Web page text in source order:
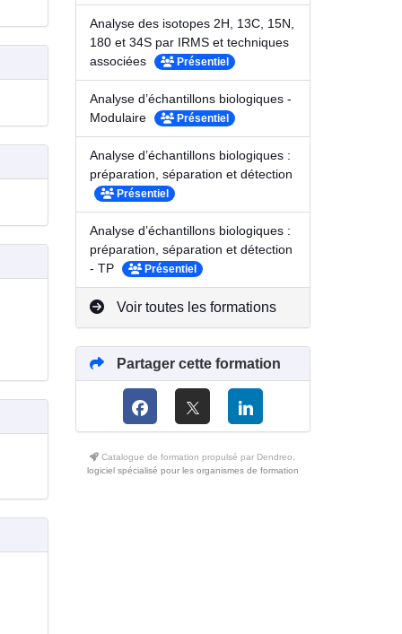
Analyse des isotopes 2H, 13C, 15N,
180 et 34S par IRMS et techniques
associées
Présentiel
Analyse d’échantillons biologiques -
Modulaire
Présentiel
Analyse d’échantillons biologiques :
préparation, séparation et détection
Présentiel
Analyse d’échantillons biologiques :
préparation, séparation et détection
- TP
Présentiel
Voir toutes les formations
Partager cette formation
Catalogue de formation propulsé par Dendreo,
logiciel spécialisé pour les organismes de formation